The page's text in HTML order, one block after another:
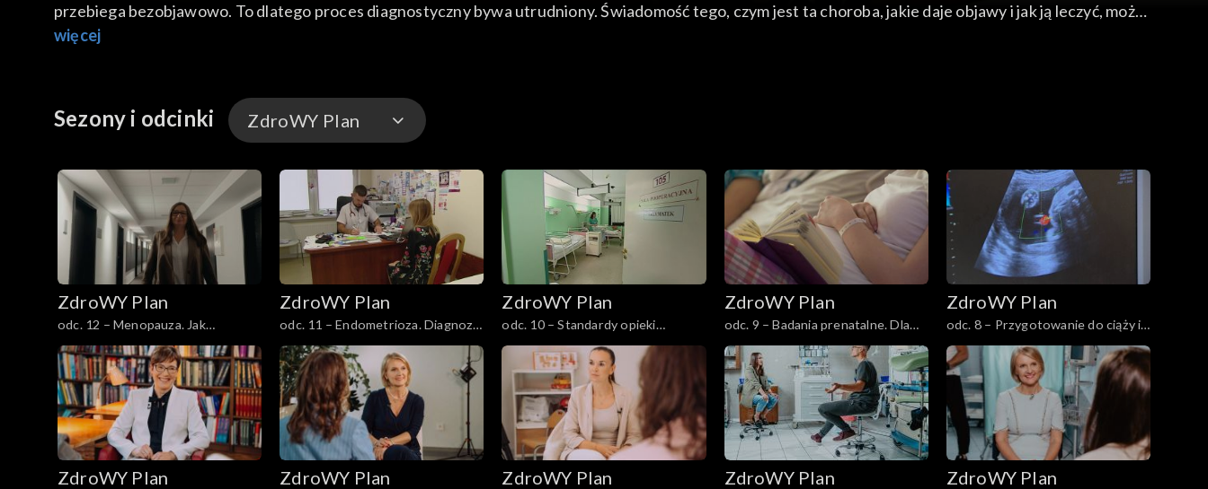
przebiega bezobjawowo. To dlatego proces diagnostyczny bywa utrudniony. Świadomość tego, czym jest ta choroba, jakie daje objawy i jak ją leczyć, może
znacząco wpłynąć na jakość życia pacjentek i ich samopoczucie.
więcej
Sezony i odcinki ZdroWY Plan
ZdroWY Plan
ZdroWY Plan
odc. 12 – Menopauza. Jak
zrozumieć i wspierać naturalne
zmiany
ZdroWY Plan
odc. 11 – Endometrioza. Diagnoza
i leczenie
ZdroWY Plan
odc. 10 – Standardy opieki
okołoporodowej. Prawa kobiet
ZdroWY Plan
odc. 9 – Badania prenatalne. Dla
każdej z nas
ZdroWY Plan
odc. 8 – Przygotowanie do ciąży i
ciąża. Razem w drodze do
rodzicielstwa
ZdroWY Plan ZdroWY Plan ZdroWY Plan ZdroWY Plan ZdroWY Plan